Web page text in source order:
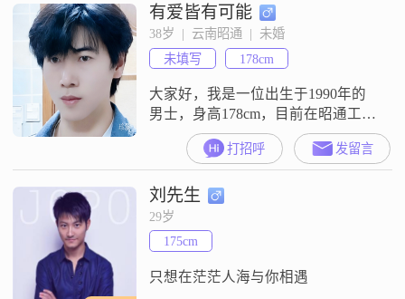
##3002##我对人真诚可靠，做事有
责任感，耐心包容##3002##我性格
随和易相处，同时自信果断
##3002##我觉得家庭很重要，
有爱皆有可能
38岁  |  云南昭通  |  未婚
未填写
178cm
大家好，我是一位出生于1990年的
男士，身高178cm，目前在昭通工
作。我的月收入在8001到12000元之
间，学历是大专。在生活和工作
上，我一直秉持着家庭为重的原
则，认为家庭是生活的重心和支撑
点。我性格稳重可靠，真诚待人，
对待事物总是成熟稳重，不会轻易
被外界影响。我有着很强的耐心和
包容心，能够理解和接纳别人的不
打招呼 发留言
刘先生
29岁
175cm
只想在茫茫人海与你相遇